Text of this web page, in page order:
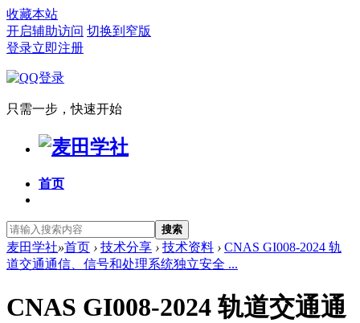
收藏本站
开启辅助访问 切换到窄版
登录立即注册
只需一步，快速开始
首页
搜索
麦田学社»首页 › 技术分享 › 技术资料 › CNAS GI008-2024 轨
道交通通信、信号和处理系统独立安全 ...
CNAS GI008-2024 轨道交通通